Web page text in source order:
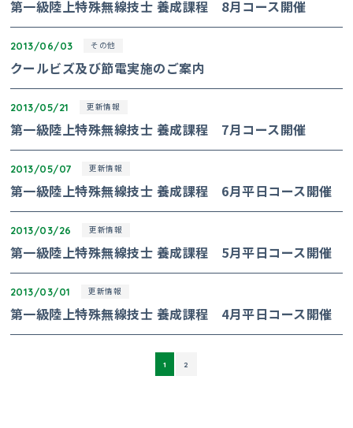
第一級陸上特殊無線技士 養成課程 8月コース開催
2013/06/03 その他
クールビズ及び節電実施のご案内
2013/05/21 更新情報
第一級陸上特殊無線技士 養成課程 7月コース開催
2013/05/07 更新情報
第一級陸上特殊無線技士 養成課程 6月平日コース開催
2013/03/26 更新情報
第一級陸上特殊無線技士 養成課程 5月平日コース開催
2013/03/01 更新情報
第一級陸上特殊無線技士 養成課程 4月平日コース開催
1 2